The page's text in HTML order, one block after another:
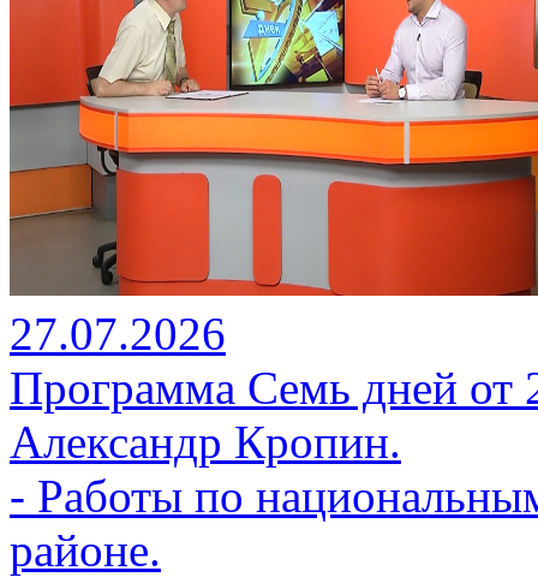
27.07.2026
Программа Семь дней от
Александр Кропин.
- Работы по
районе.